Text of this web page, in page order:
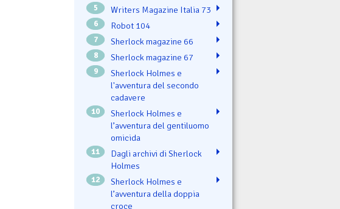
5 Writers Magazine Italia 73
6 Robot 104
7 Sherlock magazine 66
8 Sherlock magazine 67
9
Sherlock Holmes e
l'avventura del secondo
cadavere
10
Sherlock Holmes e
l’avventura del gentiluomo
omicida
11
Dagli archivi di Sherlock
Holmes
12
Sherlock Holmes e
l’avventura della doppia
croce